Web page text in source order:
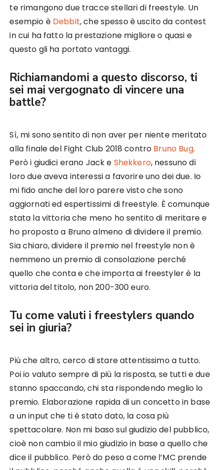
te rimangono due tracce stellari di freestyle. Un
esempio è Debbit, che spesso è uscito da contest
in cui ha fatto la prestazione migliore o quasi e
questo gli ha portato vantaggi.
Richiamandomi a questo discorso, ti
sei mai vergognato di vincere una
battle?
Sì, mi sono sentito di non aver per niente meritato
alla finale del Fight Club 2018 contro Bruno Bug.
Però i giudici erano Jack e Shekkero, nessuno di
loro due aveva interessi a favorire uno dei due. Io
mi fido anche del loro parere visto che sono
aggiornati ed espertissimi di freestyle. È comunque
stata la vittoria che meno ho sentito di meritare e
ho proposto a Bruno almeno di dividere il premio.
Sia chiaro, dividere il premio nel freestyle non è
nemmeno un premio di consolazione perché
quello che conta e che importa ai freestyler è la
vittoria del titolo, non 200-300 euro.
Tu come valuti i freestylers quando
sei in giuria?
Più che altro, cerco di stare attentissimo a tutto.
Poi io valuto sempre di più la risposta, se tutti e due
stanno spaccando, chi sta rispondendo meglio lo
premio. Elaborazione rapida di un concetto in base
a un input che ti è stato dato, la cosa più
spettacolare. Non mi baso sul giudizio del pubblico,
cioè non cambio il mio giudizio in base a quello che
dice il pubblico. Però do peso a come l’MC prende